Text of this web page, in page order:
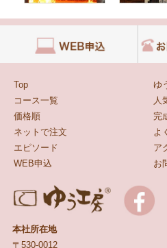
Top
ゆ
コース一覧
人
価格順
完
ネットで注文
よ
エピソード
ア
WEB申込
お
本社所在地
〒530-0012